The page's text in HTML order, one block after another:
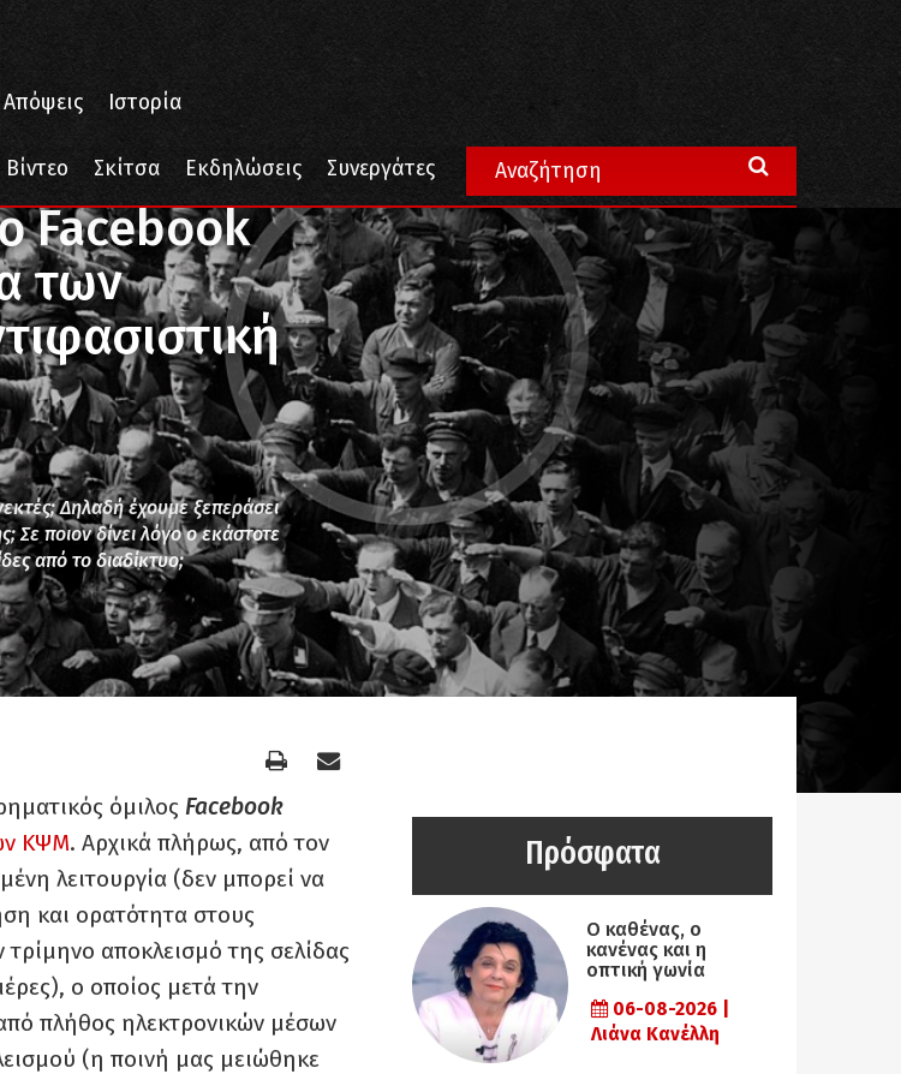
Απόψεις Ιστορία
Βίντεο Σκίτσα Εκδηλώσεις Συνεργάτες
την σελίδα των εκδόσεων ΚΨΜ για μια αντιφασιστική φωτογραφία!
Facebook
των
Δηλαδή έχουμε ξεπεράσει
Σε ποιον δίνει λόγο ο εκάστοτε
από το διαδίκτυο;
όμιλος Facebook
ΚΨΜ. Αρχικά πλήρως, από τον
λειτουργία (δεν μπορεί να
και ορατότητα στους
αποκλεισμό της σελίδας
ο οποίος μετά την
πλήθος ηλεκτρονικών μέσων
(η ποινή μας μειώθηκε
Πρόσφατα
Ο καθένας, ο
κανένας και η
οπτική γωνία
06-08-2026 |
Λιάνα Κανέλλη